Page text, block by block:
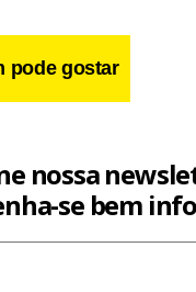
pode gostar
nossa
se bem